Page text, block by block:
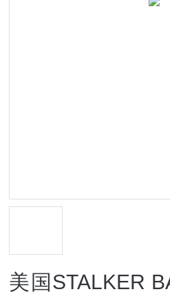
美国STALKER